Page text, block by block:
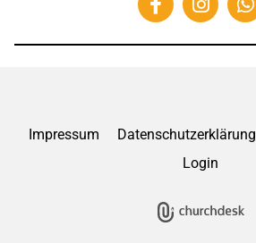
Impressum Datenschutzerklärung
Login